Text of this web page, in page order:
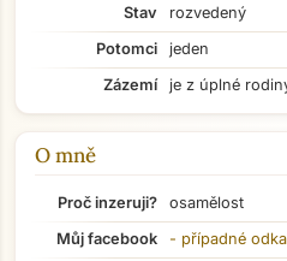
Stav
rozvedený
Potomci
jeden
Zázemí
je z úplné
O mně
Proč inzeruji?
osamělost
Můj facebook
- případné